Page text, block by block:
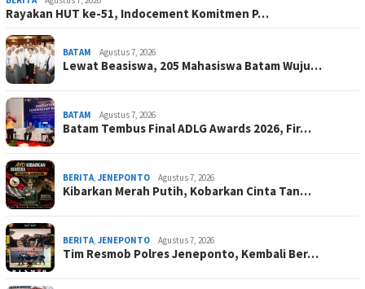
Rayakan HUT ke-51, Indocement Komitmen P…
BATAM Agustus 7, 2026
Lewat Beasiswa, 205 Mahasiswa Batam Wuju…
BATAM Agustus 7, 2026
Batam Tembus Final ADLG Awards 2026, Fir…
BERITA, JENEPONTO Agustus 7, 2026
Kibarkan Merah Putih, Kobarkan Cinta Tan…
BERITA, JENEPONTO Agustus 7, 2026
Tim Resmob Polres Jeneponto, Kembali Ber…